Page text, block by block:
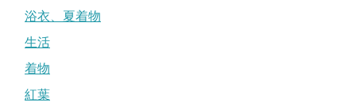
浴衣、夏着物
生活
着物
紅葉